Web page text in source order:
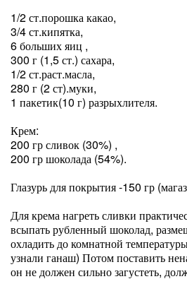
1/2 ст.порошка какао,
3/4 ст.кипятка,
6 больших яиц ,
300 г (1,5 ст.) сахара,
1/2 ст.раст.масла,
280 г (2 ст).муки,
1 пакетик(10 г) разрыхлителя.
Крем:
200 гр сливок (30%) ,
200 гр шоколада (54%).
Глазурь для покрытия -150 гр
Для крема нагреть сливки
всыпать рубленный шоколад,
охладить до комнатной
узнали ганаш) Потом поставить
он не должен сильно загустеть,